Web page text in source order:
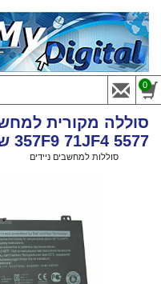
0
357F9 71JF4 5577 שנה אחריות
סוללות למחשבים ניידים